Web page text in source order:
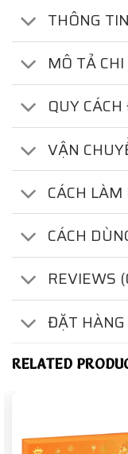
THÔNG
MÔ TẢ
QUY
VẬN
CÁCH
CÁCH
REVIEWS
ĐẶT HÀNG
RELATED